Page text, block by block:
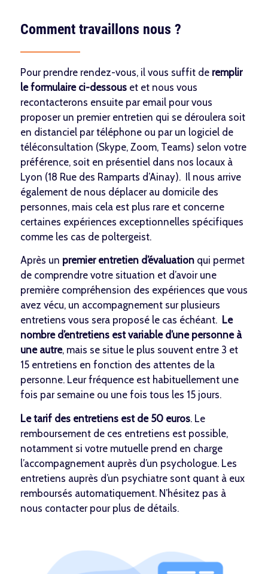
Comment travaillons nous ?
Pour prendre rendez-vous, il vous suffit de remplir
le formulaire ci-dessouset et nous vous
recontacterons ensuite par email pour vous
proposer un premier entretien qui se déroulera soit
en distanciel par téléphone ou par un logiciel de
téléconsultation (Skype, Zoom, Teams) selon votre
préférence, soit en présentiel dans nos locaux à
Lyon (18 Rue des Ramparts d’Ainay). Il nous arrive
également de nous déplacer au domicile des
personnes, mais cela est plus rare et concerne
certaines expériences exceptionnelles spécifiques
comme les cas de poltergeist.
Après un premier entretien d’évaluationqui permet
de comprendre votre situation et d’avoir une
première compréhension des expériences que vous
avez vécu, un accompagnement sur plusieurs
entretiens vous sera proposé le cas échéant. Le
nombre d’entretiens est variable d’une personne à
une autre, mais se situe le plus souvent entre 3 et
15 entretiens en fonction des attentes de la
personne. Leur fréquence est habituellement une
fois par semaine ou une fois tous les 15 jours.
Le tarif des entretiens est de 50 euros. Le
remboursement de ces entretiens est possible,
notamment si votre mutuelle prend en charge
l’accompagnement auprès d’un psychologue. Les
entretiens auprès d’un psychiatre sont quant à eux
remboursés automatiquement. N’hésitez pas à
nous contacter pour plus de détails.